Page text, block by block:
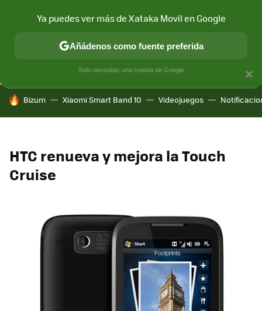
CONECTIVIDAD MÓVIL Y SOCIEDAD APLICACIONES
HOY SE HABLA DE
Bizum Xiaomi Smart Band 10 Videojuegos
HTC renueva y mejora la Touch
Cruise
×
Ya puedes ver más de Xataka Movil en Google
Añádenos como fuente preferida
Solo necesitas una cuenta de Google